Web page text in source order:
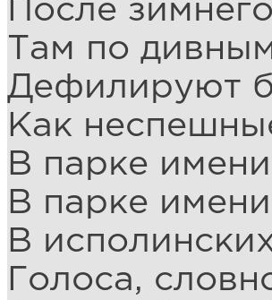
После
Там по
Дефилируют
Как
В парке
В парке
В
Голоса,